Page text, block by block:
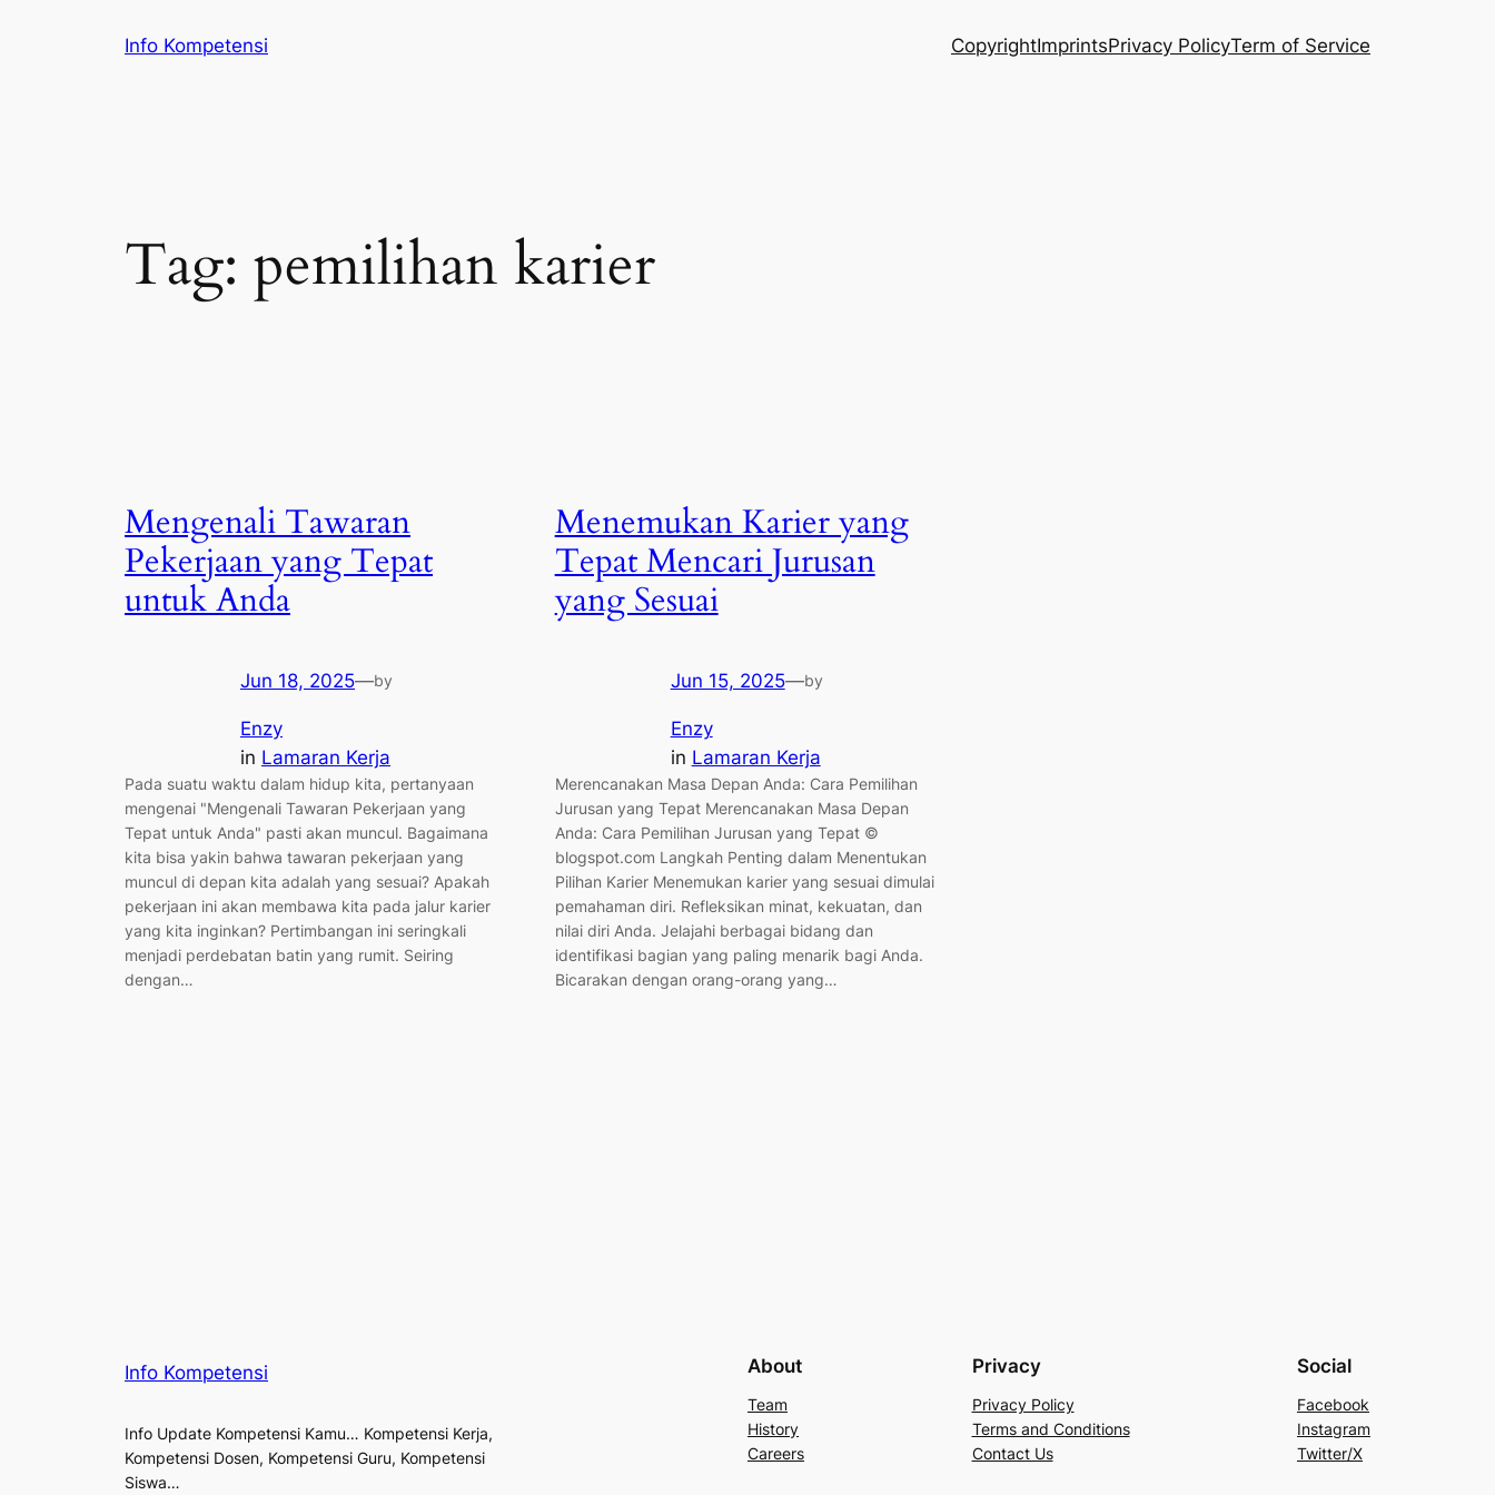
Info Kompetensi CopyrightImprintsPrivacy PolicyTerm of Service
Tag: pemilihan karier
Mengenali Tawaran
Pekerjaan yang Tepat
untuk Anda
Jun 18, 2025—by
Enzy
in Lamaran Kerja
Pada suatu waktu dalam hidup kita, pertanyaan
mengenai "Mengenali Tawaran Pekerjaan yang
Tepat untuk Anda" pasti akan muncul. Bagaimana
kita bisa yakin bahwa tawaran pekerjaan yang
muncul di depan kita adalah yang sesuai? Apakah
pekerjaan ini akan membawa kita pada jalur karier
yang kita inginkan? Pertimbangan ini seringkali
menjadi perdebatan batin yang rumit. Seiring
dengan…
Menemukan Karier yang
Tepat Mencari Jurusan
yang Sesuai
Jun 15, 2025—by
Enzy
in Lamaran Kerja
Merencanakan Masa Depan Anda: Cara Pemilihan
Jurusan yang Tepat Merencanakan Masa Depan
Anda: Cara Pemilihan Jurusan yang Tepat ©
blogspot.com Langkah Penting dalam Menentukan
Pilihan Karier Menemukan karier yang sesuai dimulai
pemahaman diri. Refleksikan minat, kekuatan, dan
nilai diri Anda. Jelajahi berbagai bidang dan
identifikasi bagian yang paling menarik bagi Anda.
Bicarakan dengan orang-orang yang…
Info Kompetensi
Info Update Kompetensi Kamu… Kompetensi Kerja,
Kompetensi Dosen, Kompetensi Guru, Kompetensi
Siswa…
About
Team
History
Careers
Privacy
Privacy Policy
Terms and Conditions
Contact Us
Social
Facebook
Instagram
Twitter/X